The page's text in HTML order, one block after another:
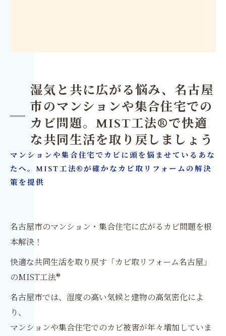
湿気と共に広がる悩み、名古屋
市のマンションや集合住宅での
カビ問題。MIST工法®で快適
な共同生活を取り戻しましょう
マンションや集合住宅でカビに頭を悩ませているあな
たへ。MIST工法®が確かなカビ取リフォームの解決
策を提供
名古屋市のマンション・集合住宅に広がるカビ問題を根
本解決！
快適な共同生活を取り戻す「カビ取リフォーム名古屋」
のMIST工法®
名古屋市では、湿度の高い気候と建物の高気密化によ
り、
マンションや集合住宅でのカビ被害が年々増加していま